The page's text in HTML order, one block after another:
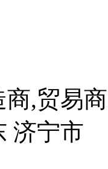
,贸易商
济宁市